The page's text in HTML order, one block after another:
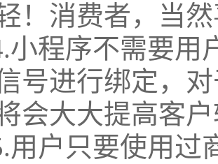
！消费者，当
小程序不需要用
号进行绑定，
会大大提高客
用户只要使用过